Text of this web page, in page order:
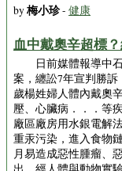
by梅小珍- 健康
血中戴奧辛超標？
日前媒體報導中石
案，纏訟7年宣判勝訴
歲楊姓婦人體內戴奧
壓、心臟病．．．等
廠區廠房用水銀電解
重汞污染，進入食物
月易造成惡性腫瘤、